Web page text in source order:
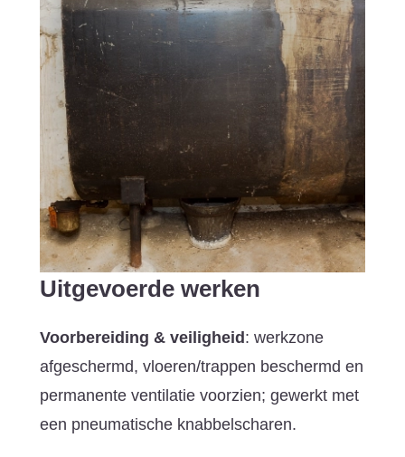
Uitgevoerde werken
Voorbereiding & veiligheid: werkzone
afgeschermd, vloeren/trappen beschermd en
permanente ventilatie voorzien; gewerkt met
een pneumatische knabbelscharen.